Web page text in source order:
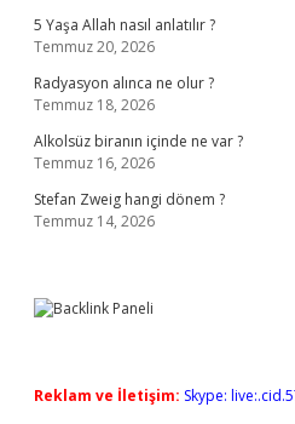
5 Yaşa Allah nasıl anlatılır ?
Temmuz 20, 2026
Radyasyon alınca ne olur ?
Temmuz 18, 2026
Alkolsüz biranın içinde ne var ?
Temmuz 16, 2026
Stefan Zweig hangi dönem ?
Temmuz 14, 2026
Reklam ve İletişim: Skype: